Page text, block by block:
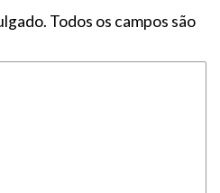
Todos os campos são